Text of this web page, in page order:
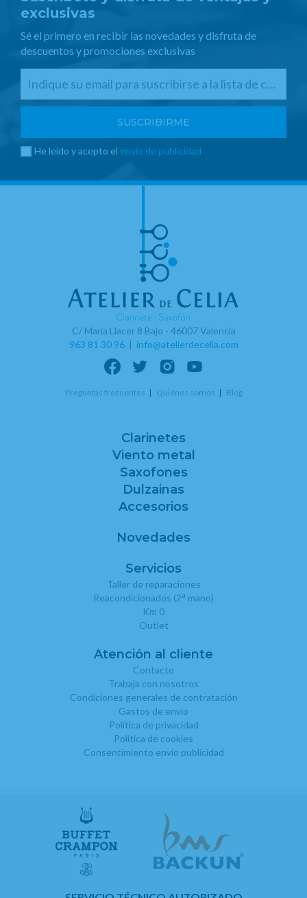
exclusivas
Sé el primero en recibir las novedades y disfruta de
descuentos y promociones exclusivas
He leído y acepto el envío de publicidad
C/ Maria Llacer 8 Bajo - 46007 Valencia
963 81 30 96| info@atelierdecelia.com
Preguntas frecuentes Quiénes somos Blog
Clarinetes
Viento metal
Saxofones
Dulzainas
Accesorios
Novedades
Servicios
Taller de reparaciones
Reacondicionados (2a mano)
Km 0
Outlet
Atención al cliente
Contacto
Trabaja con nosotros
Condiciones generales de contratación
Gastos de envío
Política de privacidad
Política de cookies
Consentimiento envío publicidad